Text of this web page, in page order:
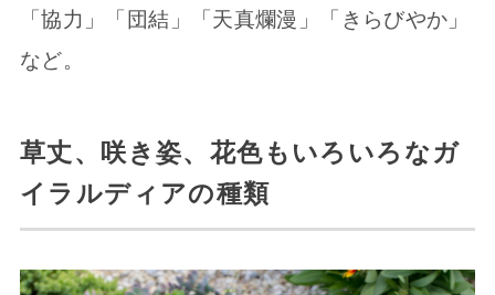
「協力」「団結」「天真爛漫」「きらびやか」
など。
草丈、咲き姿、花色もいろいろなガ
イラルディアの種類